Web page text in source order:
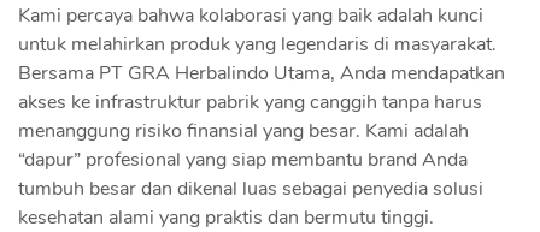
Kami percaya bahwa kolaborasi yang baik adalah kunci
untuk melahirkan produk yang legendaris di masyarakat.
Bersama PT GRA Herbalindo Utama, Anda mendapatkan
akses ke infrastruktur pabrik yang canggih tanpa harus
menanggung risiko finansial yang besar. Kami adalah
“dapur” profesional yang siap membantu brand Anda
tumbuh besar dan dikenal luas sebagai penyedia solusi
kesehatan alami yang praktis dan bermutu tinggi.